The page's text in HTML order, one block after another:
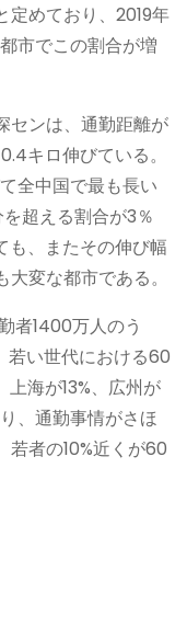
定めており、2019年
市でこの割合が増
センは、通勤距離が
キロ伸びている。
全中国で最も長い
超える割合が3％
も、またその伸び幅
変な都市である。
者1400万人のう
若い世代における60
海が13%、広州が
、通勤事情がさほ
若者の10%近くが60